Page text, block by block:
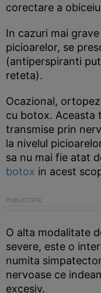
corectare a
In cazuri mai
picioarelor, se
(antiperspiranti
reteta).
Ocazional,
cu botox. Aceasta
transmise prin
la nivelul
sa nu mai fie atat
botox in acest
O alta modalitate
severe, este o
numita
nervoase ce
excesiv.